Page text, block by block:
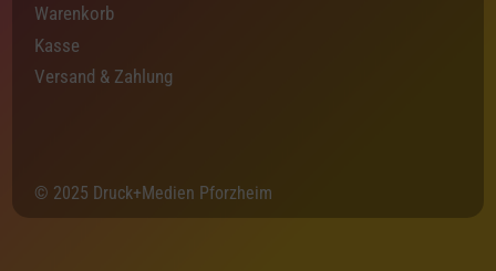
Warenkorb
Kasse
Versand & Zahlung
© 2025 Druck+Medien Pforzheim